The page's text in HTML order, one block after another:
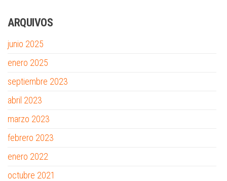
ARQUIVOS
junio 2025
enero 2025
septiembre 2023
abril 2023
marzo 2023
febrero 2023
enero 2022
octubre 2021